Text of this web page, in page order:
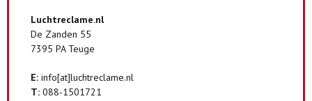
Luchtreclame.nl
De Zanden 55
7395 PA Teuge
E: info[at]luchtreclame.nl
T: 088-1501721